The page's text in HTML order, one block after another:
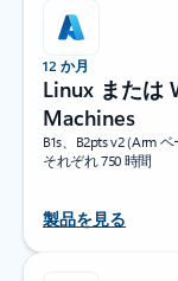
12 か月
Linux または
Machines
B1s、B2pts v2 (Arm
それぞれ 750 時間
製品を見る